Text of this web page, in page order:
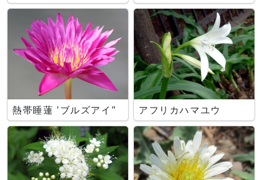
熱帯睡蓮 'ブルズアイ" アフリカハマユウ